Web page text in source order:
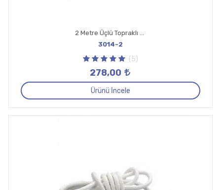
2 Metre Üçlü Topraklı Priz
3014-2
(5)
278,00
Ürünü İncele